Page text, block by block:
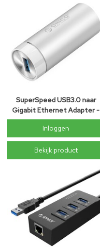
SuperSpeed USB3.0 naar
Gigabit Ethernet Adapter -
Zilver
Inloggen
Bekijk product